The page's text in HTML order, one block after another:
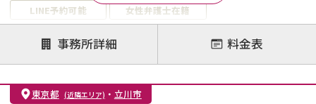
LINE予約可能
女性弁護士在籍
注力案件
離婚前相談
離婚調停
離婚裁判
親権・面会交流権
DV
モラハラ
事務所詳細 料金表
東京都 (近隣エリア) ・ 立川市